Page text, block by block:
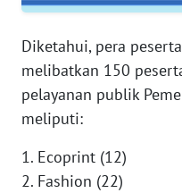
Diketahui, pera
melibatkan 150
pelayanan publik
meliputi:
1. Ecoprint (12)
2. Fashion (22)
WN
BARAT
WN
RIAU
WN
SERAMBI